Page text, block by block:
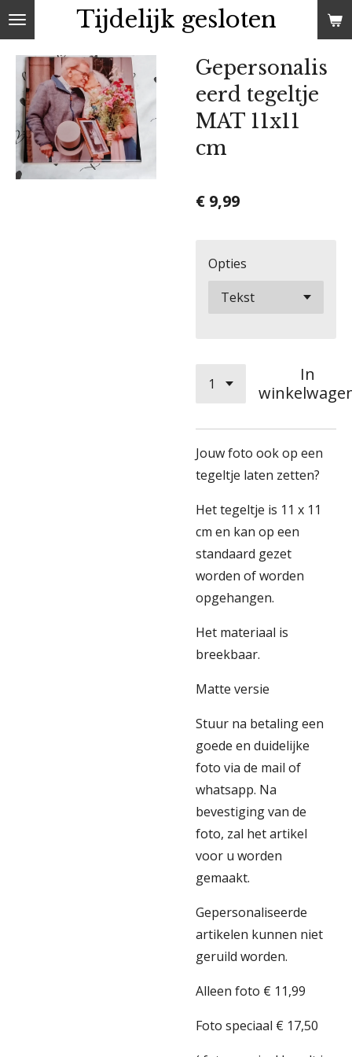
Ga
direct
naar
hoofdinhoud
Tijdelijk gesloten
Gepersonalis
eerd tegeltje
MAT 11x11
cm
€ 9,99
Opties
In
Jouw foto ook op een
tegeltje laten zetten?
Het tegeltje is 11 x 11
cm en kan op een
standaard gezet
worden of worden
opgehangen.
Het materiaal is
breekbaar.
Matte versie
Stuur na betaling een
goede en duidelijke
foto via de mail of
whatsapp. Na
bevestiging van de
foto, zal het artikel
voor u worden
gemaakt.
Gepersonaliseerde
artikelen kunnen niet
geruild worden.
Alleen foto € 11,99
Foto speciaal € 17,50